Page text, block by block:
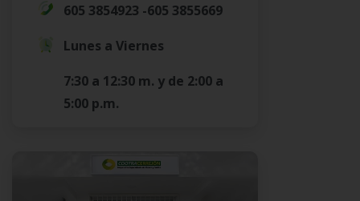
605 3854923 -605 3855669
Lunes a Viernes
7:30 a 12:30 m. y de 2:00 a
5:00 p.m.